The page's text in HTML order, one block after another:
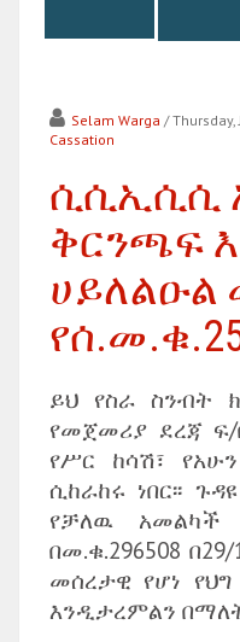
Selam Warga / Thursday,
Cassation
ሲሲኢሲሲ
ቅርንጫፍ
ይህ የስራ ስንብት
የመጀመሪያ ደረጃ
የሥር ከሳሽ፣
ሲከራከሩ ነበር፡፡
የቻለዉ አመልካች
በመ.ቁ.296508
መሰረታዊ የሆነ
እንዲታረምልን